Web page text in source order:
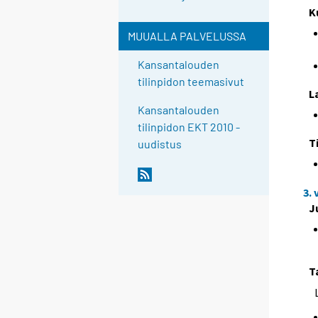
MUUALLA PALVELUSSA
Kansantalouden
tilinpidon teemasivut
Kansantalouden
tilinpidon EKT 2010 -
uudistus
3.